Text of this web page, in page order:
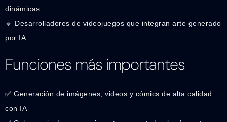
dinámicas
🔹 Desarrolladores de videojuegos que integran arte generado
por IA
Funciones más importantes
✅ Generación de imágenes, videos y cómics de alta calidad
con IA